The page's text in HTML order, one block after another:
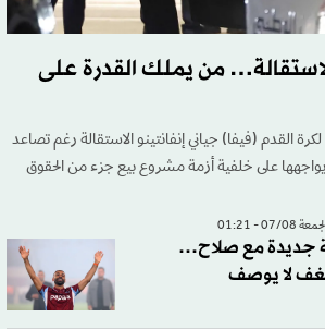
من يملك القدرة على
القدم (فيفا) جياني إنفانتينو الاستقالة رغم تصاعد
على خلفية أزمة مشروع بيع جزء من الحقوق
07/08 - 01:21
جديدة مع صلاح…
لا يوصف